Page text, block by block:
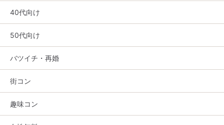
40代向け
50代向け
バツイチ・再婚
街コン
趣味コン